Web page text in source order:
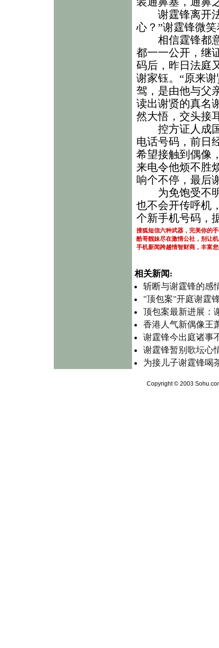
谢霆锋离开法
心？”谢霆锋微
相信霆锋都意
都一一公开，继
码后，昨日法庭
谢家钰。“原来
驾，是由他与父
读出谢贤的真名
然大悟，交头接
控方证人成国
电话号码，前日
希望接触到偶像
来电令他烦不胜
响个不停，最后
为免饱受不明
也不会开传呼机
个新手机号码，
搜狐短信六种武器，完美你的
酷哥靓妹尽在激情公社，别让
手机新闻跨越情智财商，丰富
相关新闻:
斩断与谢霆锋的感
"顶包案"开庭谢霆
顶包案最新进展：
香港人气新偶像王
谢霆锋今出庭诸事
谢霆锋暂别歌坛心
为接儿子谢霆锋喝
Copyright © 2003